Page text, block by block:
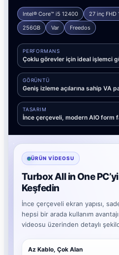
Intel® Core™ i5 12400 27 inç FHD
256GB
Var Freedos
PERFORMANS
Çoklu görevler için ideal işlemci
GÖRÜNTÜ
Geniş izleme açılarına sahip VA
TASARIM
İnce çerçeveli, modern AIO form
ÜRÜN VIDEOSU
Turbox All in One
Keşfedin
İnce çerçeveli ekran yapısı,
hepsi bir arada kullanım
videosu üzerinden detaylı
Az Kablo, Çok Alan